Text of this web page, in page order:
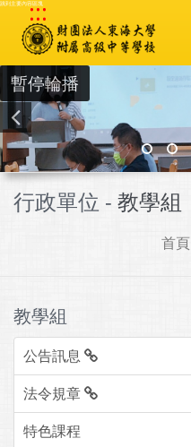
跳到主要內容區塊
:::
暫停輪播
行政單位 - 教學組
首頁
教學組
公告訊息
法令規章
特色課程